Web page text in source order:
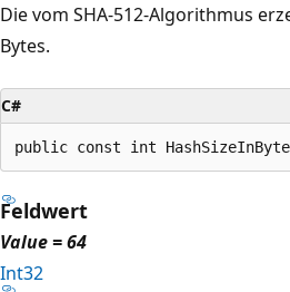
Die vom SHA-512-Algorithmus
Bytes.
C#
public const int
Feldwert
Value = 64
Int32